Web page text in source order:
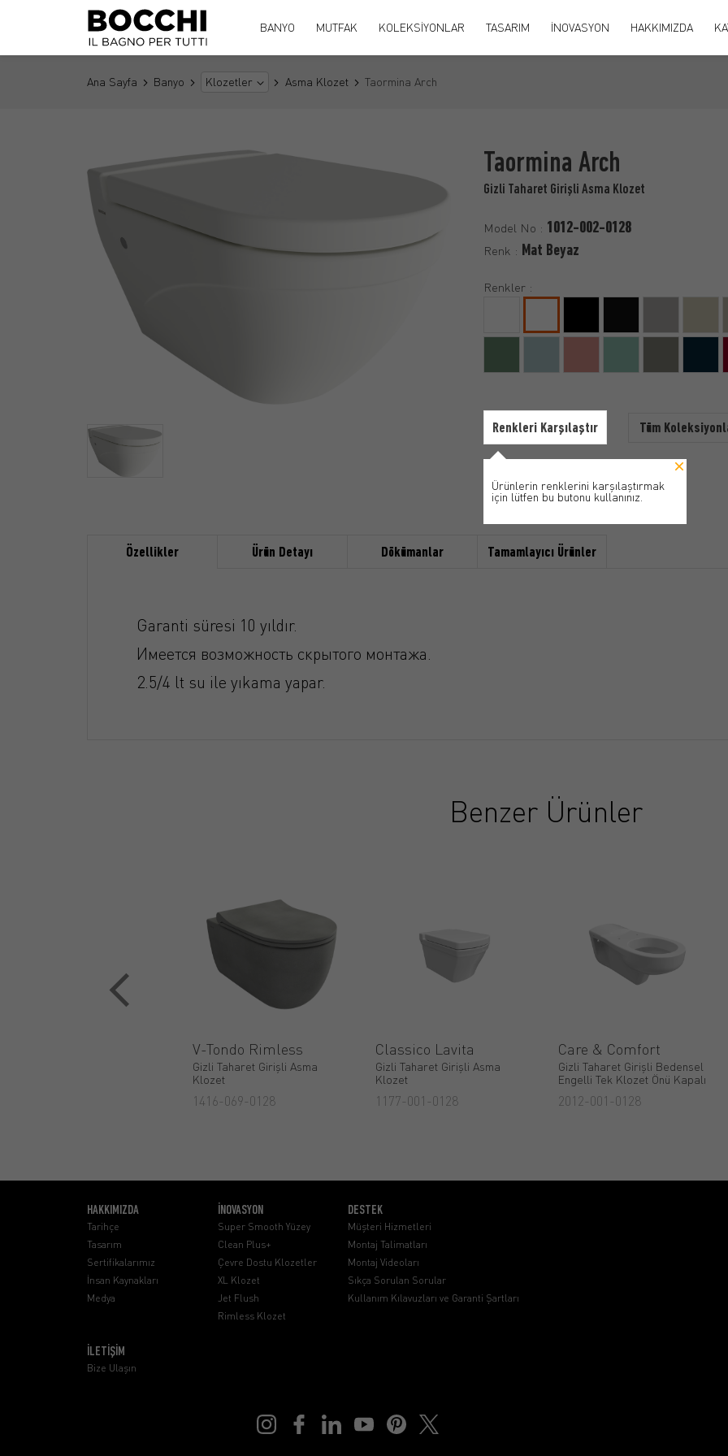
BANYO MUTFAK KOLEKSİYONLAR TASARIM İNOVASYON HAKKIMIZDA
Ana Sayfa Banyo Klozetler Asma Klozet Taormina Arch
Taormina Arch
Gizli Taharet Girişli Asma Klozet
Model No : 1012-002-0128
Renk : Mat Beyaz
Renkler :
Renkleri Karşılaştır Tüm
Ürünlerin renklerini karşılaştırmak
için lütfen bu butonu kullanınız.
Özellikler Ürün Detayı Dökümanlar Tamamlayıcı Ürünler
Garanti süresi 10 yıldır.
Имеется возможность скрытого монтажа.
2.5/4 lt su ile yıkama yapar.
Benzer Ürünler
V-Tondo Rimless
Gizli Taharet Girişli Asma
Klozet
1416-069-0128
Classico Lavita
Gizli Taharet Girişli Asma
Klozet
1177-001-0128
Care & Comfort
Gizli Taharet Girişli Bedensel
Engelli Tek Klozet Önü Kapalı
2012-001-0128
HAKKIMIZDA
Tarihçe
Tasarım
Sertifikalarımız
İnsan Kaynakları
Medya
İNOVASYON
Super Smooth Yüzey
Clean Plus+
Çevre Dostu Klozetler
XL Klozet
Jet Flush
Rimless Klozet
DESTEK
Müşteri Hizmetleri
Montaj Talimatları
Montaj Videoları
Sıkça Sorulan Sorular
Kullanım Kılavuzları ve Garanti Şartları
İLETİŞİM
Bize Ulaşın